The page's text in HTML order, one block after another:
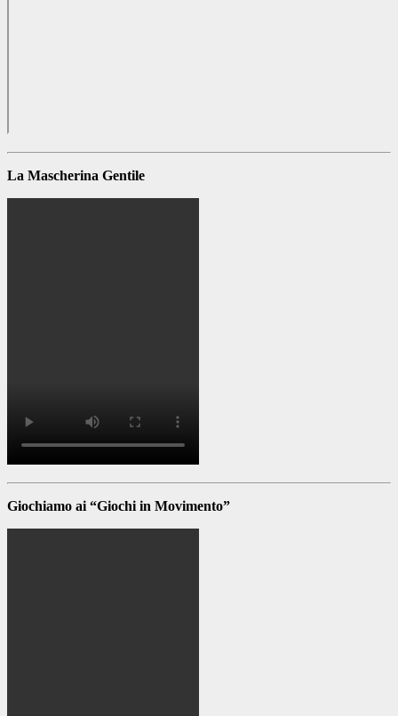
La Mascherina Gentile
Giochiamo ai “Giochi in Movimento”